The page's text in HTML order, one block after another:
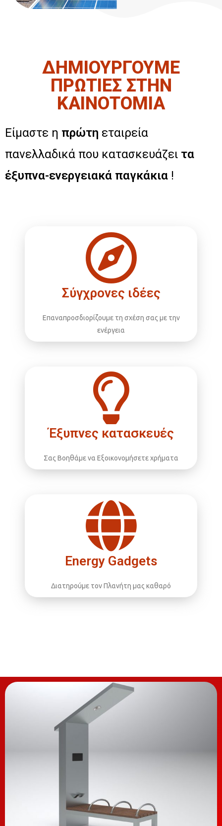
ΔΗΜΙΟΥΡΓΟΥΜΕ
ΠΡΩΤΙΕΣ ΣΤΗΝ
ΚΑΙΝΟΤΟΜΙΑ
Είμαστε η πρώτη εταιρεία
πανελλαδικά που κατασκευάζει τα
έξυπνα-ενεργειακά παγκάκια !
Σύγχρονες ιδέες
Επαναπροσδιορίζουμε τη σχέση σας με την
ενέργεια
Έξυπνες κατασκευές
Σας Βοηθάμε να Εξοικονομήσετε χρήματα
Energy Gadgets
Διατηρούμε τον Πλανήτη μας καθαρό